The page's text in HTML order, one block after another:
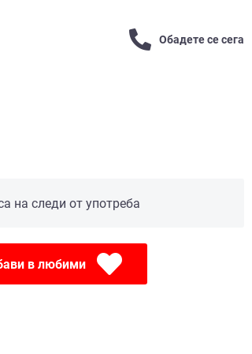
Обадете се сега
на следи от употреба
в любими